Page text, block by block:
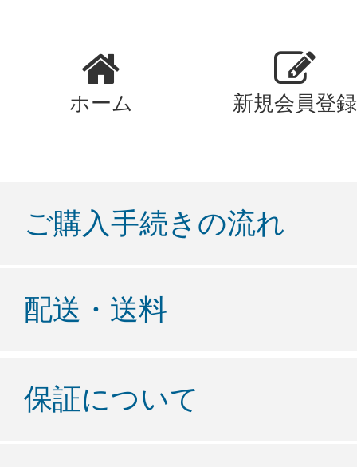
ホーム 新規会員登録
ご購入手続きの流れ
配送・送料
保証について